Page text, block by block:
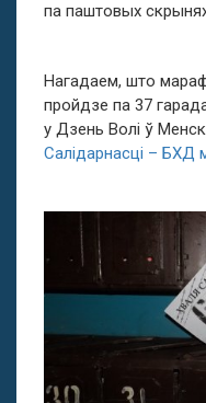
па паштовых
Нагадаем, што
пройдзе па 37
у Дзень Волі ў
Салідарнасці – БХД